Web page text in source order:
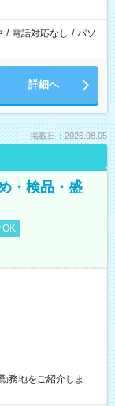
/ 電話対応なし / パソ
詳細へ
掲載日：2026.08.05
・検品・盛
OK
務地をご紹介しま